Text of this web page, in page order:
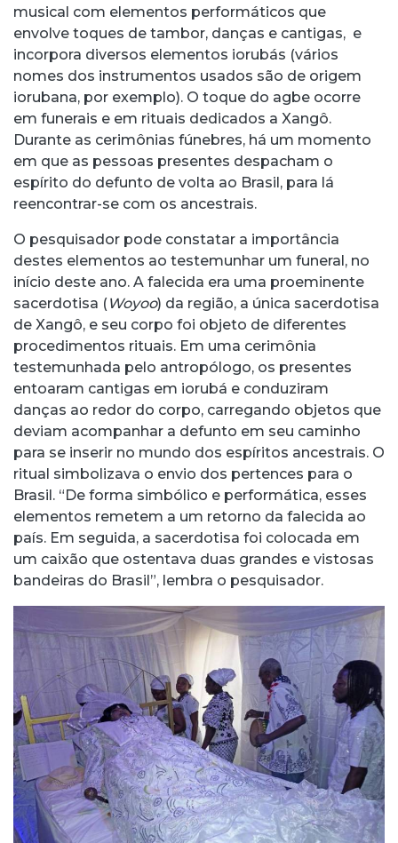
musical com elementos performáticos que
envolve toques de tambor, danças e cantigas, e
incorpora diversos elementos iorubás (vários
nomes dos instrumentos usados são de origem
iorubana, por exemplo). O toque do agbe ocorre
em funerais e em rituais dedicados a Xangô.
Durante as cerimônias fúnebres, há um momento
em que as pessoas presentes despacham o
espírito do defunto de volta ao Brasil, para lá
reencontrar-se com os ancestrais.
O pesquisador pode constatar a importância
destes elementos ao testemunhar um funeral, no
início deste ano. A falecida era uma proeminente
sacerdotisa (Woyoo) da região, a única sacerdotisa
de Xangô, e seu corpo foi objeto de diferentes
procedimentos rituais. Em uma cerimônia
testemunhada pelo antropólogo, os presentes
entoaram cantigas em iorubá e conduziram
danças ao redor do corpo, carregando objetos que
deviam acompanhar a defunto em seu caminho
para se inserir no mundo dos espíritos ancestrais. O
ritual simbolizava o envio dos pertences para o
Brasil. “De forma simbólico e performática, esses
elementos remetem a um retorno da falecida ao
país. Em seguida, a sacerdotisa foi colocada em
um caixão que ostentava duas grandes e vistosas
bandeiras do Brasil”, lembra o pesquisador.